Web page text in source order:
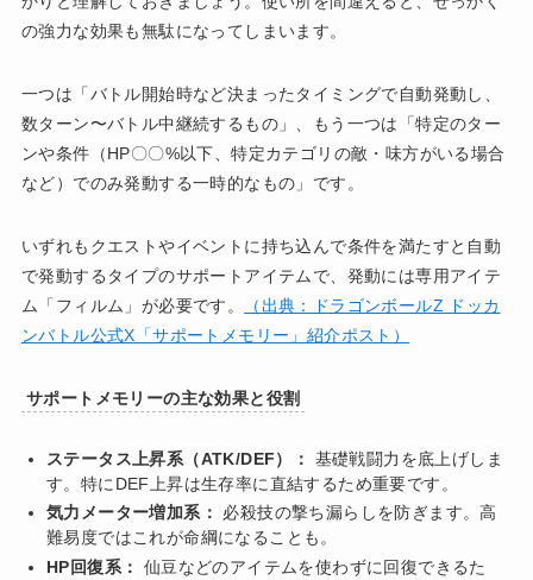
の強力な効果も無駄になってしまいます。
一つは「バトル開始時など決まったタイミングで自動発動し、
数ターン〜バトル中継続するもの」、もう一つは「特定のター
ンや条件（HP〇〇%以下、特定カテゴリの敵・味方がいる場合
など）でのみ発動する一時的なもの」です。
いずれもクエストやイベントに持ち込んで条件を満たすと自動
で発動するタイプのサポートアイテムで、発動には専用アイテ
ム「フィルム」が必要です。
（出典：ドラゴンボールZ ドッカ
ンバトル公式X「サポートメモリー」紹介ポスト）
サポートメモリーの主な効果と役割
ステータス上昇系（ATK/DEF）：
基礎戦闘力を底上げしま
す。特にDEF上昇は生存率に直結するため重要です。
気力メーター増加系：
必殺技の撃ち漏らしを防ぎます。高
難易度ではこれが命綱になることも。
HP回復系：
仙豆などのアイテムを使わずに回復できるた